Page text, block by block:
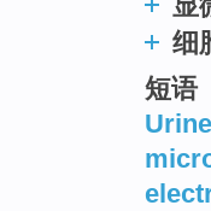
细
短语